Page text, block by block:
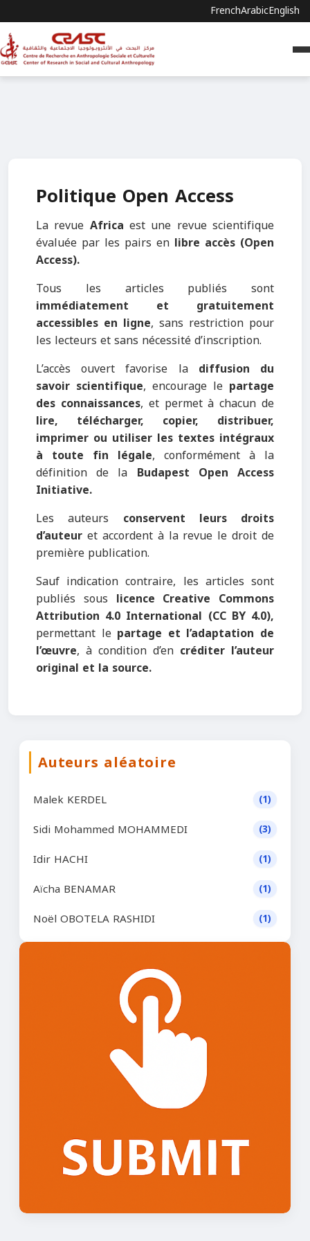
FrenchArabicEnglish
Politique Open Access
La revue Africaest une revue scientifique
évaluée par les pairs en libre accès (Open
Access).
Tous les articles publiés sont
immédiatement et gratuitement
accessibles en ligne, sans restriction pour
les lecteurs et sans nécessité d’inscription.
L’accès ouvert favorise la diffusion du
savoir scientifique, encourage le partage
des connaissances, et permet à chacun de
lire, télécharger, copier, distribuer,
imprimer ou utiliser les textes intégraux
à toute fin légale, conformément à la
définition de la Budapest Open Access
Initiative.
Les auteurs conservent leurs droits
d’auteur et accordent à la revue le droit de
première publication.
Sauf indication contraire, les articles sont
publiés sous licence Creative Commons
Attribution 4.0 International (CC BY 4.0),
permettant le partage et l’adaptation de
l’œuvre, à condition d’en créditer l’auteur
original et la source.
Auteurs aléatoire
Malek KERDEL (1)
Sidi Mohammed MOHAMMEDI (3)
Idir HACHI (1)
Aïcha BENAMAR (1)
Noël OBOTELA RASHIDI (1)